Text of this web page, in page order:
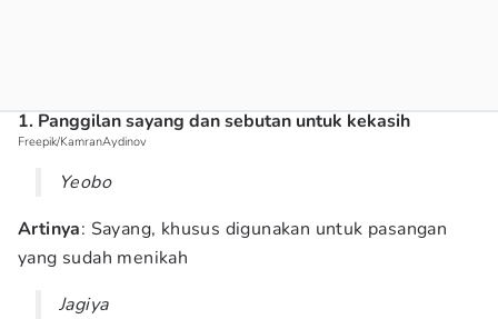
1. Panggilan sayang dan sebutan untuk kekasih
Freepik/KamranAydinov
Yeobo
Artinya: Sayang, khusus digunakan untuk pasangan
yang sudah menikah
Jagiya